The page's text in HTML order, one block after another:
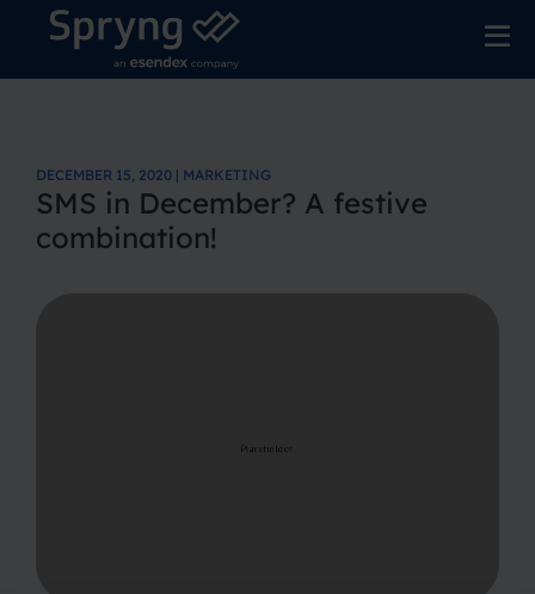
DECEMBER 15, 2020 | MARKETING
SMS in December? A festive
combination!